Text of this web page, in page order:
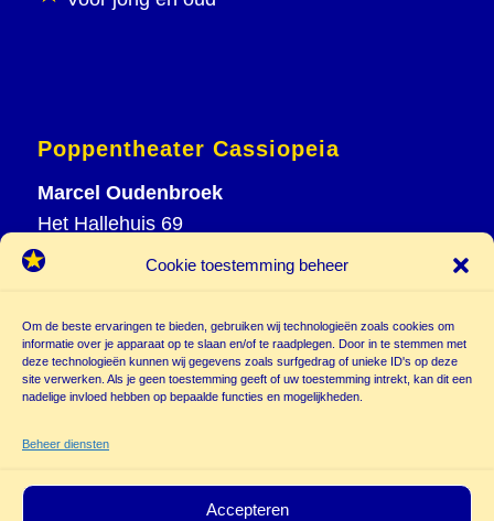
Cookie toestemming beheer
Om de beste ervaringen te bieden, gebruiken wij technologieën zoals cookies om
informatie over je apparaat op te slaan en/of te raadplegen. Door in te stemmen met
deze technologieën kunnen wij gegevens zoals surfgedrag of unieke ID's op deze
site verwerken. Als je geen toestemming geeft of uw toestemming intrekt, kan dit een
nadelige invloed hebben op bepaalde functies en mogelijkheden.
Beheer diensten
Accepteren
Poppentheater Cassiopeia
Marcel Oudenbroek
Het Hallehuis 69
3823 VH Amersfoort
M 06 20 26 94 61
info@
poppentheatercassiopeia.nl